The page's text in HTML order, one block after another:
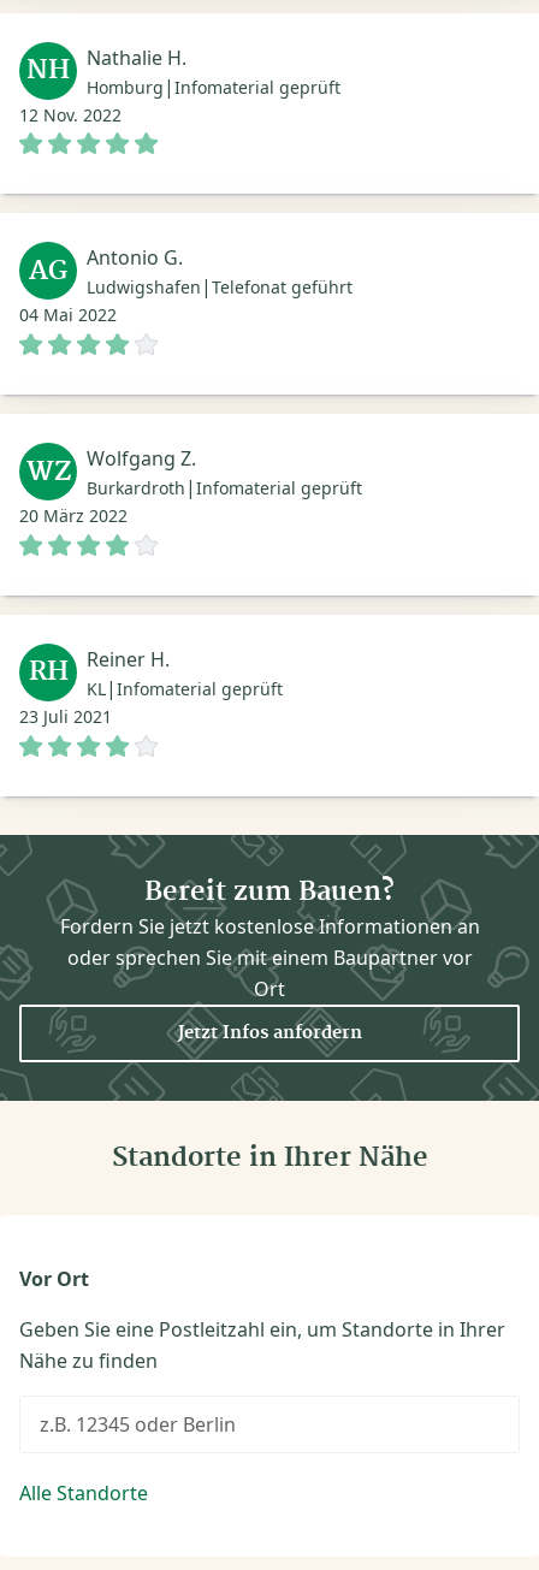
NH Nathalie H.
Homburg | Infomaterial geprüft
12 Nov. 2022
AG Antonio G.
Ludwigshafen | Telefonat geführt
04 Mai 2022
WZ Wolfgang Z.
Burkardroth | Infomaterial geprüft
20 März 2022
RH Reiner H.
KL| Infomaterial geprüft
23 Juli 2021
Bereit zum Bauen?
Fordern Sie jetzt kostenlose Informationen an
oder sprechen Sie mit einem Baupartner vor
Ort
Jetzt Infos anfordern
Standorte in Ihrer Nähe
Vor Ort
Geben Sie eine Postleitzahl ein, um Standorte in Ihrer
Nähe zu finden
z.B. 12345 oder Berlin
Alle Standorte